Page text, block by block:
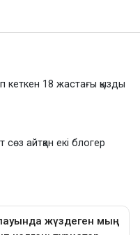
кеткен 18 жастағы қызды
айтқан екі блогер